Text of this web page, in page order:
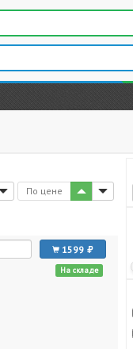
По цене
1599
На складе